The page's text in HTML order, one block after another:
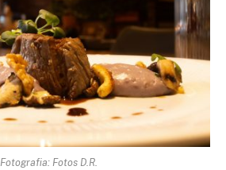
Fotografia: Fotos D.R.